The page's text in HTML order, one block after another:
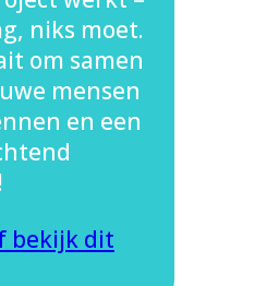
niks moet.
om samen
mensen
en een
bekijk dit